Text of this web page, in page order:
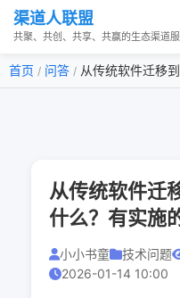
渠道人联盟
共聚、共创、共享、共赢的生态渠道
首页 / 问答 /
从传统软件迁
什么？有实施
小小书童 技术问题
2026-01-14 10:00